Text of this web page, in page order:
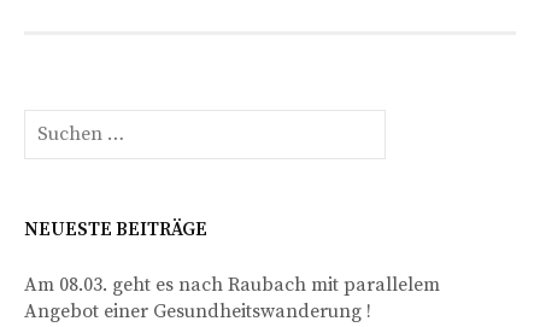
Suche
nach:
NEUESTE BEITRÄGE
Am 08.03. geht es nach Raubach mit parallelem
Angebot einer Gesundheitswanderung !